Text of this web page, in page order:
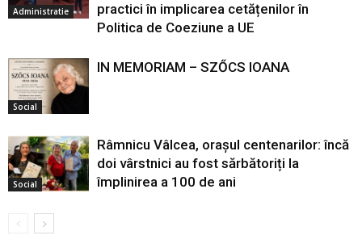
Administratie
practici în implicarea cetățenilor în
Politica de Coeziune a UE
Social
IN MEMORIAM – SZŐCS IOANA
Social
Râmnicu Vâlcea, orașul centenarilor: încă
doi vârstnici au fost sărbătoriți la
împlinirea a 100 de ani